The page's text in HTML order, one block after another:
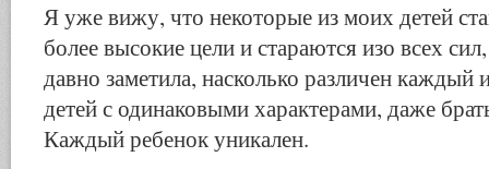
Я уже вижу, что некоторые из моих детей
более высокие цели и стараются изо всех
давно заметила, насколько различен каждый
детей с одинаковыми характерами, даже
Каждый ребенок уникален.